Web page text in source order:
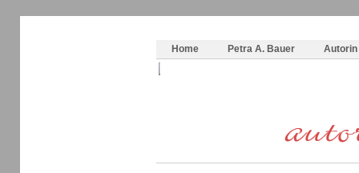
Home
Petra A. Bauer Autorin